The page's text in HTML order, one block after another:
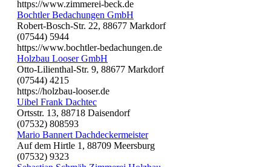
https://www.zimmerei-beck.de
Bochtler Bedachungen GmbH
Robert-Bosch-Str. 22, 88677 Markdorf
(07544) 5944
https://www.bochtler-bedachungen.de
Holzbau Looser GmbH
Otto-Lilienthal-Str. 9, 88677 Markdorf
(07544) 4215
https://holzbau-looser.de
Uibel Frank Dachtec
Ortsstr. 13, 88718 Daisendorf
(07532) 808593
Mario Bannert Dachdeckermeister
Auf dem Hirtle 1, 88709 Meersburg
(07532) 9323